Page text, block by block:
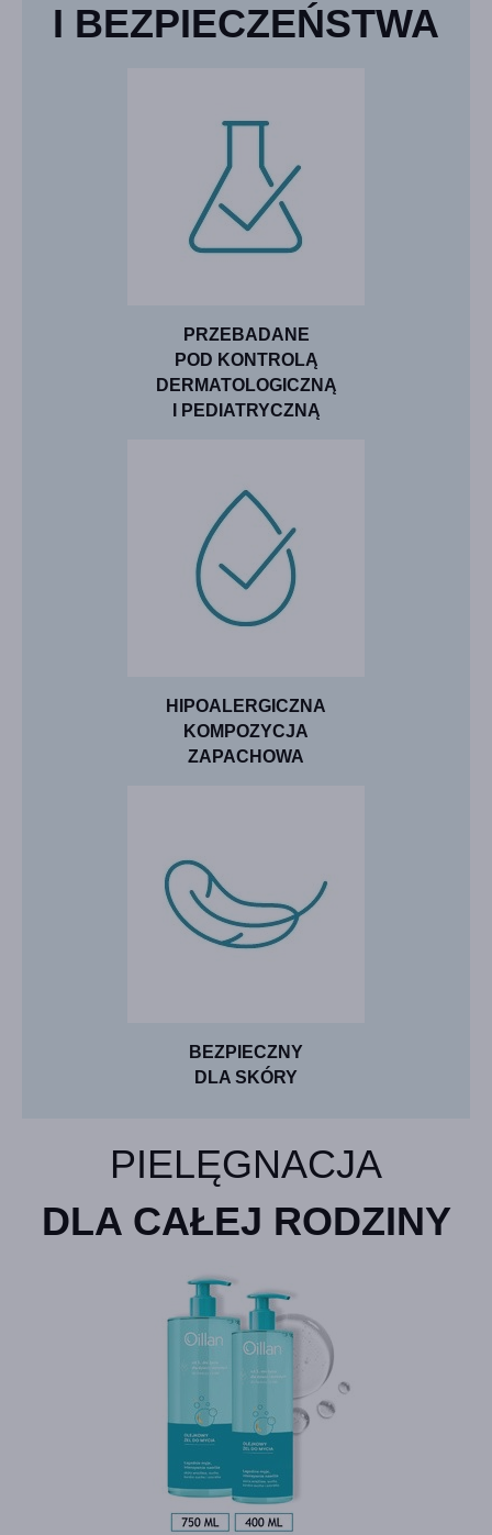
I BEZPIECZEŃSTWA
PRZEBADANE
POD KONTROLĄ
DERMATOLOGICZNĄ
I PEDIATRYCZNĄ
HIPOALERGICZNA
KOMPOZYCJA
ZAPACHOWA
BEZPIECZNY
DLA SKÓRY
PIELĘGNACJA
DLA CAŁEJ RODZINY